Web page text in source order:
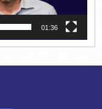
01:36